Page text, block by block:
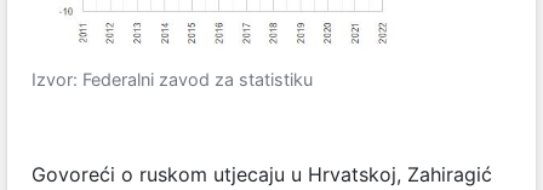
Izvor: Federalni zavod za statistiku
Govoreći o ruskom utjecaju u Hrvatskoj, Zahiragić